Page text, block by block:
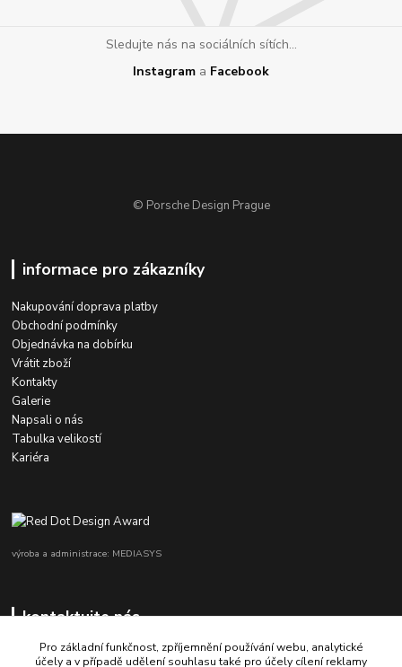
Sledujte nás na sociálních sítích...
Instagram a Facebook
© Porsche Design Prague
informace pro zákazníky
Nakupování doprava platby
Obchodní podmínky
Objednávka na dobírku
Vrátit zboží
Kontakty
Galerie
Napsali o nás
Tabulka velikostí
Kariéra
výroba a administrace: MEDIASYS
kontaktujte nás
Pro základní funkčnost, zpříjemnění používání webu, analytické
účely a v případě udělení souhlasu také pro účely cílení reklamy